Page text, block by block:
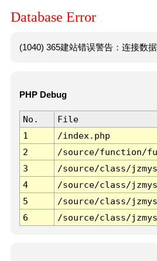
Database Error
(1040) 365建站错误警告：连接数
PHP Debug
No. File
1
/index.php
2
/source/function/
3
/source/class/
4
/source/class/
5
/source/class/
6
/source/class/